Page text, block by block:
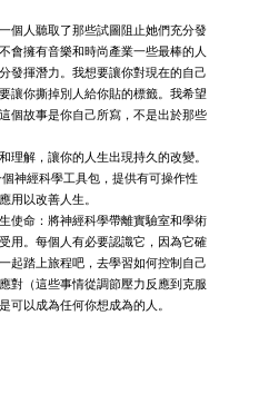
人聽取了那些試圖阻止她們充分發
會擁有音樂和時尚產業一些最棒的人
發揮潛力。我想要讓你對現在的自己
讓你撕掉別人給你貼的標籤。我希望
個故事是你自己所寫，不是出於那些
解，讓你的人生出現持久的改變。
個神經科學工具包，提供有可操作性
用以改善人生。
命：將神經科學帶離實驗室和學術
用。每個人有必要認識它，因為它確
起踏上旅程吧，去學習如何控制自己
對（這些事情從調節壓力反應到克服
可以成為任何你想成為的人。